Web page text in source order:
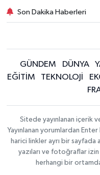
Son Dakika Haberleri
GÜNDEM DÜNYA
EĞİTİM
TEKNOLOJİ
Sitede yayınlanan içerik
Yayınlanan yorumlardan
harici linkler ayrı bir sayfada
yazıları ve fotoğraflar izin
herhangi bir